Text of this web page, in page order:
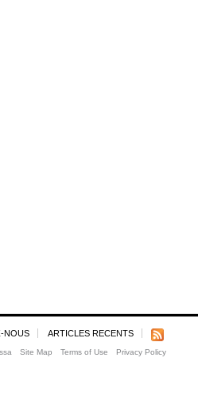
NOUS ARTICLES RECENTS
Site Map Terms of Use Privacy Policy